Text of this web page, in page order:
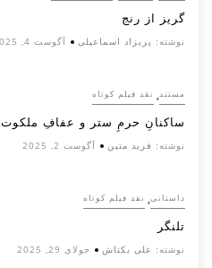
گریز از رنج
نوشته: پریزاد اسماعیلی آگوست 4, 2025
مستند, نقد فیلم کوتاه
ساکنانِ حرمِ ستر و عفافِ ملکوت
نوشته: فرید متین آگوست 2, 2025
داستانی, نقد فیلم کوتاه
تلنگر
نوشته: علی بکتاش جولای 29, 2025